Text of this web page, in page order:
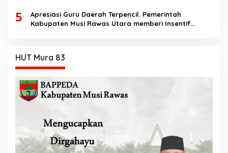
5
Apresiasi Guru Daerah Terpencil. Pemerintah
Kabupaten Musi Rawas Utara memberi Insentif
HUT Mura 83